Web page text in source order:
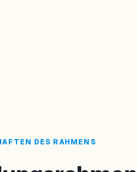
DES RAHMENS